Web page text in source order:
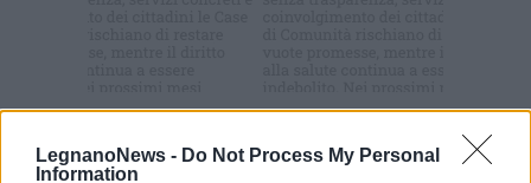
LegnanoNews - Do Not Process My Personal
Information
Accedio